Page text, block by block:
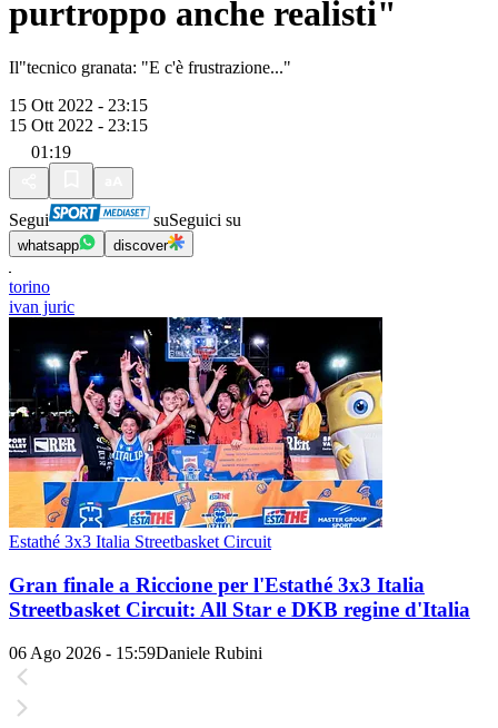
purtroppo anche realisti"
Il"tecnico granata: "E c'è frustrazione..."
15 Ott 2022 - 23:15
15 Ott 2022 - 23:15
01:19
Segui suSeguici su
whatsapp discover
torino
ivan juric
Estathé 3x3 Italia Streetbasket Circuit
Gran finale a Riccione per l'Estathé 3x3 Italia
Streetbasket Circuit: All Star e DKB regine d'Italia
06 Ago 2026 - 15:59Daniele Rubini